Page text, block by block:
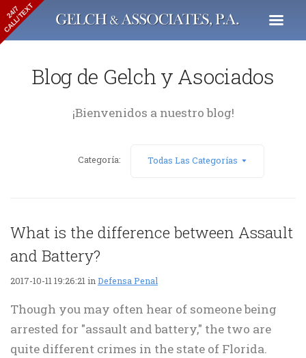
24/7
CALL/TEXT
Blog de Gelch y Asociados
¡Bienvenidos a nuestro blog!
Categoría: Todas Las Categorías
What is the difference between Assault
and Battery?
2017-10-11 19:26:21 in Defensa Penal
Though you may often hear of someone being
arrested for "assault and battery," the two are
quite different crimes in the state of Florida.